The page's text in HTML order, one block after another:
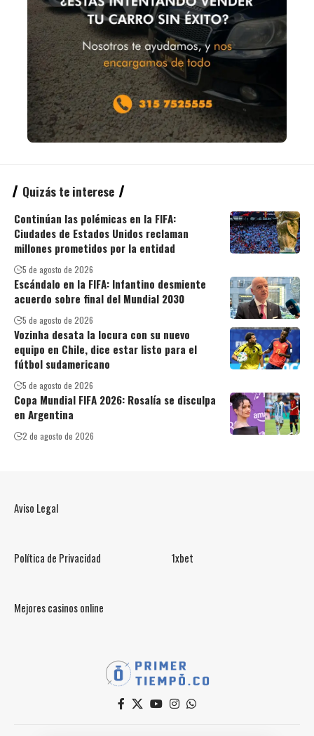
Quizás te interese
Continúan las polémicas en la FIFA:
Ciudades de Estados Unidos reclaman
millones prometidos por la entidad
5 de agosto de 2026
Escándalo en la FIFA: Infantino desmiente
acuerdo sobre final del Mundial 2030
5 de agosto de 2026
Vozinha desata la locura con su nuevo
equipo en Chile, dice estar listo para el
fútbol sudamericano
5 de agosto de 2026
Copa Mundial FIFA 2026: Rosalía se disculpa
en Argentina
2 de agosto de 2026
Aviso Legal
Política de Privacidad 1xbet
Mejores casinos online